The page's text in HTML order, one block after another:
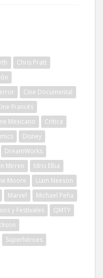
Chris Pratt
Cine Documental
Francés
Mexicano
Crítica
Disney
DreamWorks
Mirren
Idris Elba
Moore
Liam Neeson
Marvel
Michael Peña
y Festivales
QMTY
Superhéroes